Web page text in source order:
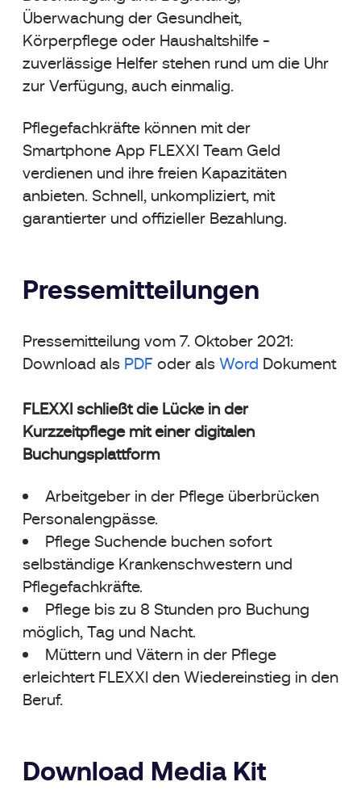
Überwachung der Gesundheit,
Körperpflege oder Haushaltshilfe -
zuverlässige Helfer stehen rund um die Uhr
zur Verfügung, auch einmalig.
Pflegefachkräfte können mit der
Smartphone App FLEXXI Team Geld
verdienen und ihre freien Kapazitäten
anbieten. Schnell, unkompliziert, mit
garantierter und offizieller Bezahlung.
Pressemitteilungen
Pressemitteilung vom 7. Oktober 2021:
Download als PDF oder als Word Dokument
FLEXXI schließt die Lücke in der
Kurzzeitpflege mit einer digitalen
Buchungsplattform
Arbeitgeber in der Pflege überbrücken
Personalengpässe.
Pflege Suchende buchen sofort
selbständige Krankenschwestern und
Pflegefachkräfte.
Pflege bis zu 8 Stunden pro Buchung
möglich, Tag und Nacht.
Müttern und Vätern in der Pflege
erleichtert FLEXXI den Wiedereinstieg in den
Beruf.
Download Media Kit